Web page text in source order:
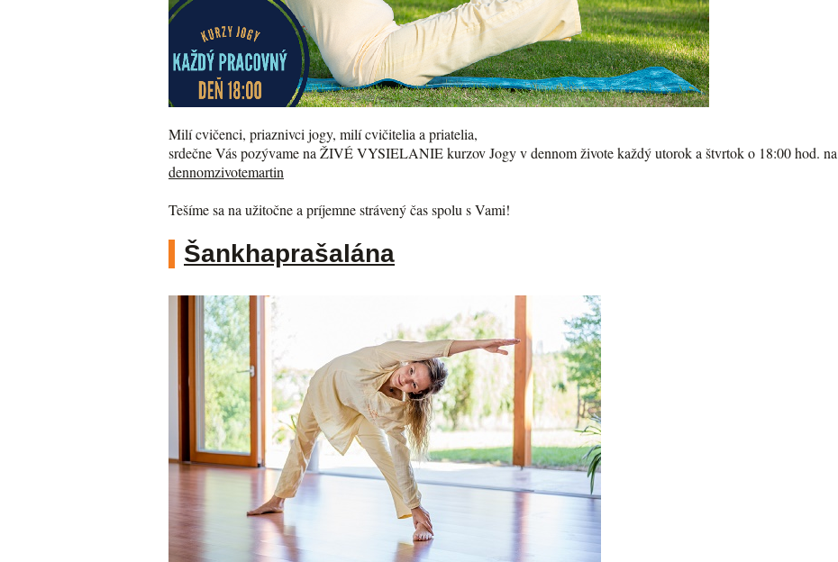
Milí cvičenci, priaznivci jogy, milí cvičitelia a priatelia,
srdečne Vás pozývame na ŽIVÉ VYSIELANIE kurzov Jogy v dennom živote každý utorok a štvrtok o 18:00 hod. na
dennomzivotemartin
Tešíme sa na užitočne a príjemne strávený čas spolu s Vami!
Šankhaprašalána